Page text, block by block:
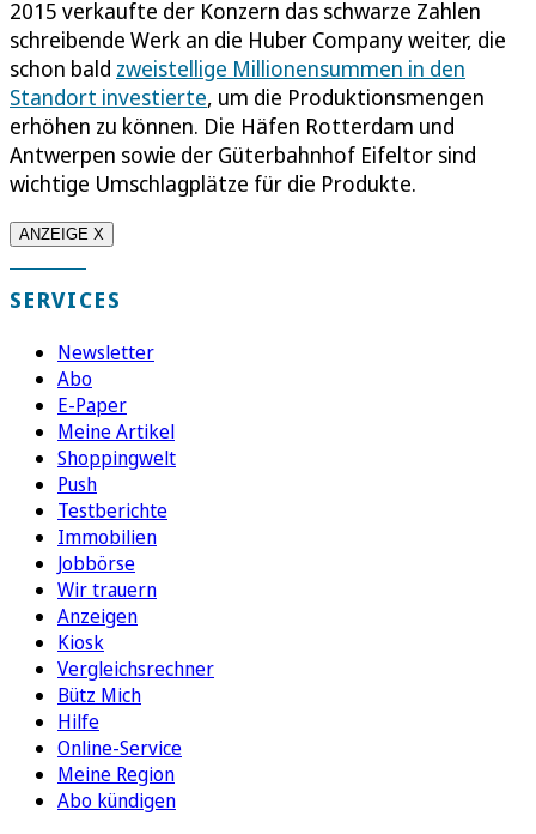
2015 verkaufte der Konzern das schwarze Zahlen
schreibende Werk an die Huber Company weiter, die
schon bald zweistellige Millionensummen in den
Standort investierte, um die Produktionsmengen
erhöhen zu können. Die Häfen Rotterdam und
Antwerpen sowie der Güterbahnhof Eifeltor sind
wichtige Umschlagplätze für die Produkte.
ANZEIGE X
SERVICES
Newsletter
Abo
E-Paper
Meine Artikel
Shoppingwelt
Push
Testberichte
Immobilien
Jobbörse
Wir trauern
Anzeigen
Kiosk
Vergleichsrechner
Bütz Mich
Hilfe
Online-Service
Meine Region
Abo kündigen